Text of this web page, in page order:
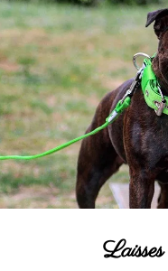
Laisses